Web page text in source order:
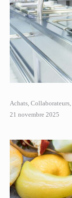
Achats Collaborateurs
21 novembre 2025